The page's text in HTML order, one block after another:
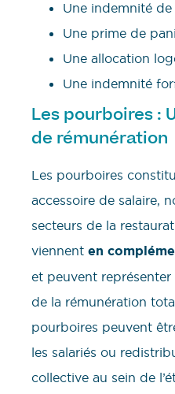
Une indemnité
Une prime de
Une allocation
Une indemnité
Les pourboires :
de rémunération
Les pourboires
accessoire de salaire,
secteurs de la
viennent en
et peuvent
de la rémunération
pourboires peuvent
les salariés ou
collective au sein de